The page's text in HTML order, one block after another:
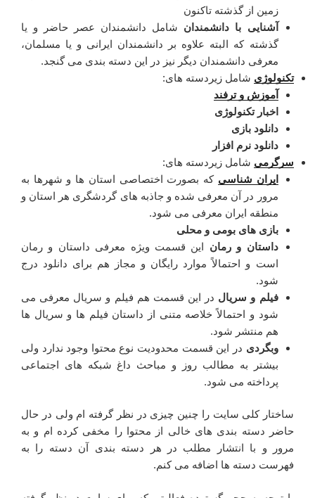
زمین از گذشته تاکنون
آشنایی با دانشمندان شامل دانشمندان عصر حاضر و یا
گذشته که البته علاوه بر دانشمندان ایرانی و یا مسلمان،
معرفی دانشمندان دیگر نیز در این دسته بندی می گنجد.
تکنولوژی شامل زیردسته های:
آموزش و ترفند
اخبار تکنولوژی
دانلود بازی
دانلود نرم افزار
سرگرمی شامل زیردسته های:
ایران شناسی که بصورت اختصاصی استان ها و شهرها به
مرور در آن معرفی شده و جاذبه های گردشگری هر استان و
منطقه ایران معرفی می شود.
بازی های بومی و محلی
داستان و رمان این قسمت ویژه معرفی داستان و رمان
است و احتمالاً موارد رایگان و مجاز هم برای دانلود درج
شود.
فیلم و سریال در این قسمت هم فیلم و سریال معرفی می
شود و احتمالاً خلاصه متنی از داستان فیلم ها و سریال ها
هم منتشر شود.
وبگردی در این قسمت محدودیت نوع محتوا وجود ندارد ولی
بیشتر به مطالب روز و مباحث داغ شبکه های اجتماعی
پرداخته می شود.
ساختار کلی سایت را چنین چیزی در نظر گرفته ام ولی در حال
حاضر دسته بندی های خالی از محتوا را مخفی کرده ام و به
مرور و با انتشار مطلب در هر دسته بندی آن دسته را به
فهرست دسته ها اضافه می کنم.